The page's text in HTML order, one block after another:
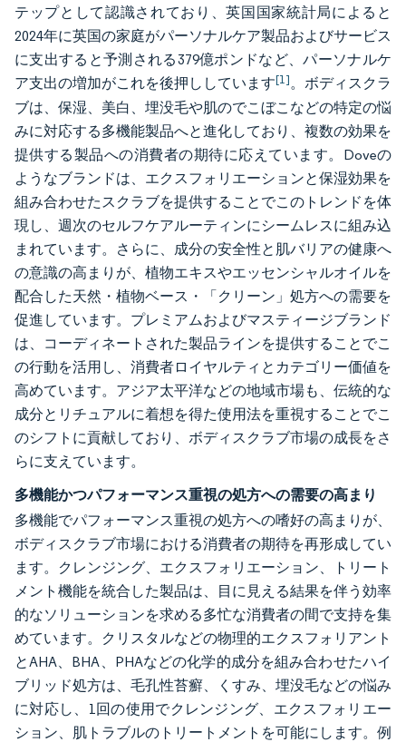
テップとして認識されており、英国国家統計局によると
2024年に英国の家庭がパーソナルケア製品およびサービス
に支出すると予測される379億ポンドなど、パーソナルケ
ア支出の増加がこれを後押ししています[1]。ボディスクラ
ブは、保湿、美白、埋没毛や肌のでこぼこなどの特定の悩
みに対応する多機能製品へと進化しており、複数の効果を
提供する製品への消費者の期待に応えています。Doveの
ようなブランドは、エクスフォリエーションと保湿効果を
組み合わせたスクラブを提供することでこのトレンドを体
現し、週次のセルフケアルーティンにシームレスに組み込
まれています。さらに、成分の安全性と肌バリアの健康へ
の意識の高まりが、植物エキスやエッセンシャルオイルを
配合した天然・植物ベース・「クリーン」処方への需要を
促進しています。プレミアムおよびマスティージブランド
は、コーディネートされた製品ラインを提供することでこ
の行動を活用し、消費者ロイヤルティとカテゴリー価値を
高めています。アジア太平洋などの地域市場も、伝統的な
成分とリチュアルに着想を得た使用法を重視することでこ
のシフトに貢献しており、ボディスクラブ市場の成長をさ
らに支えています。
多機能かつパフォーマンス重視の処方への需要の高まり
多機能でパフォーマンス重視の処方への嗜好の高まりが、
ボディスクラブ市場における消費者の期待を再形成してい
ます。クレンジング、エクスフォリエーション、トリート
メント機能を統合した製品は、目に見える結果を伴う効率
的なソリューションを求める多忙な消費者の間で支持を集
めています。クリスタルなどの物理的エクスフォリアント
とAHA、BHA、PHAなどの化学的成分を組み合わせたハイ
ブリッド処方は、毛孔性苔癬、くすみ、埋没毛などの悩み
に対応し、1回の使用でクレンジング、エクスフォリエー
ション、肌トラブルのトリートメントを可能にします。例